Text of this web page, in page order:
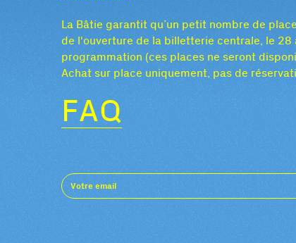
La Bâtie garantit qu’un petit nombre de
de l'ouverture de la billetterie centrale, le
programmation (ces places ne seront
Achat sur place uniquement, pas de
FAQ